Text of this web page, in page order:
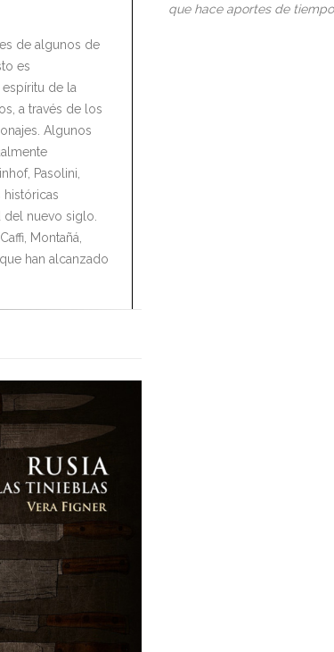
de algunos de
es
de la
a través de los
Algunos
Pasolini,
del nuevo siglo.
Montañá,
han alcanzado
que hace aportes de